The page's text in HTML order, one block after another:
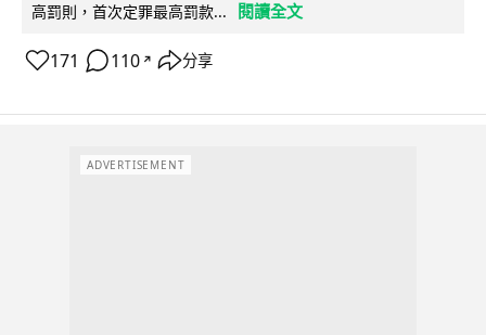
高罰則，首次定罪最高罰款...
閱讀全文
171 110 ↗ 分享
ADVERTISEMENT